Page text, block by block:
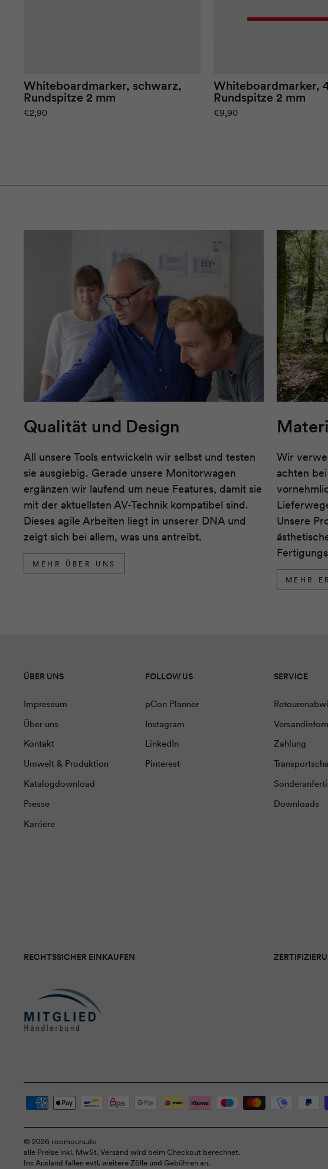
Whiteboardmarker, schwarz,
Rundspitze 2 mm
€2,90
Whiteboardmarker,
Rundspitze 2 mm
€9,90
Qualität und Design
All unsere Tools entwickeln wir selbst und testen
sie ausgiebig. Gerade unsere Monitorwagen
ergänzen wir laufend um neue Features, damit sie
mit der aktuellsten AV-Technik kompatibel sind.
Dieses agile Arbeiten liegt in unserer DNA und
zeigt sich bei allem, was uns antreibt.
MEHR ÜBER UNS
Wir
achten
Unsere
MEHR
ÜBER UNS
Impressum
Über uns
Kontakt
Umwelt & Produktion
Katalogdownload
Presse
Karriere
FOLLOW US
pCon Planner
Instagram
LinkedIn
Pinterest
SERVICE
Zahlung
Downloads
RECHTSSICHER EINKAUFEN
© 2026 roomours.de
alle Preise inkl. MwSt. Versand wird beim Checkout berechnet.
Ins Ausland fallen evtl. weitere Zölle und Gebühren an.